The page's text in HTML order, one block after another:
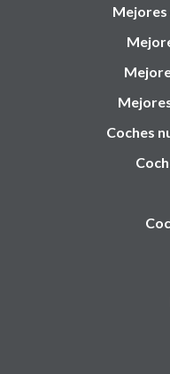
Mejores
Coches